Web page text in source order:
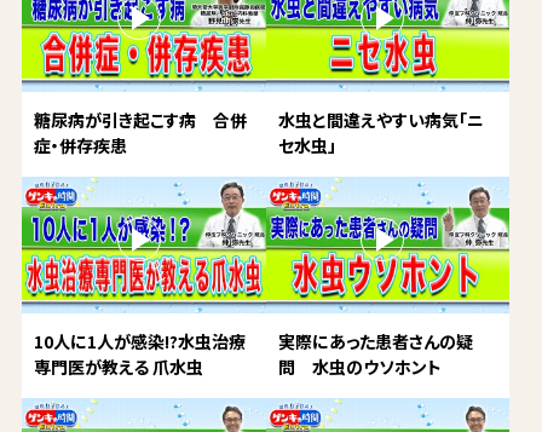
糖尿病が引き起こす病 合併
症・併存疾患
水虫と間違えやすい病気「ニ
セ水虫」
10人に1人が感染!?水虫治療
専門医が教える 爪水虫
実際にあった患者さんの疑
問 水虫のウソホント